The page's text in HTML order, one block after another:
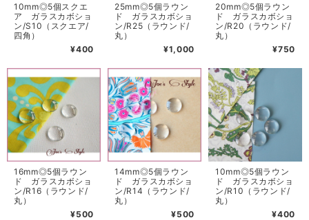
10mm◎5個スクエ
ア ガラスカボショ
ン/S10（スクエア/
四角）
¥400
25mm◎5個ラウン
ド ガラスカボショ
ン/R25（ラウンド/
丸）
¥1,000
20mm◎5個ラウン
ド ガラスカボショ
ン/R20（ラウンド/
丸）
¥750
16mm◎5個ラウン
ド ガラスカボショ
ン/R16（ラウンド/
丸）
¥500
14mm◎5個ラウン
ド ガラスカボショ
ン/R14（ラウンド/
丸）
¥500
10mm◎5個ラウン
ド ガラスカボショ
ン/R10（ラウンド/
丸）
¥400